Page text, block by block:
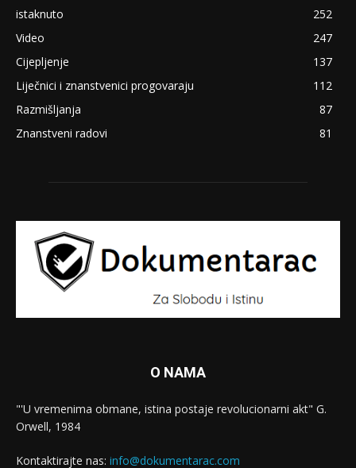
istaknuto
252
Video
247
Cijepljenje
137
Liječnici i znanstvenici progovaraju
112
Razmišljanja
87
Znanstveni radovi
81
O NAMA
"'U vremenima obmane, istina postaje revolucionarni akt" G.
Orwell, 1984
Kontaktirajte nas: info@dokumentarac.com